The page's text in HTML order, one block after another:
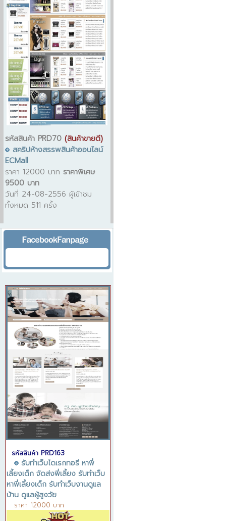
รหัสสินค้า PRD70 (สินค้าขายดี)
สคริปห้างสรรพสินค้าออนไลน์
ECMall
ราคา 12000 บาท ราคาพิเศษ
9500 บาท
วันที่ 24-08-2556 ผู้เข้าชม
ทั้งหมด 511 ครั้ง